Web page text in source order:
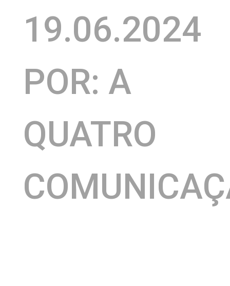
19.06.2024
POR: A
QUATRO